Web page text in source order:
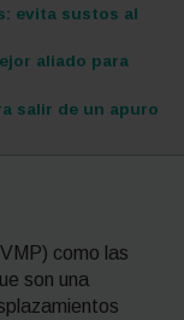
evita sustos al
aliado para
salir de un apuro
como las
son una